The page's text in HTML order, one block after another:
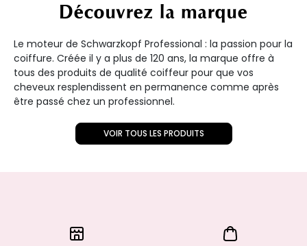
Découvrez la marque
Le moteur de Schwarzkopf Professional : la passion pour la
coiffure. Créée il y a plus de 120 ans, la marque offre à
tous des produits de qualité coiffeur pour que vos
cheveux resplendissent en permanence comme après
être passé chez un professionnel.
VOIR TOUS LES PRODUITS